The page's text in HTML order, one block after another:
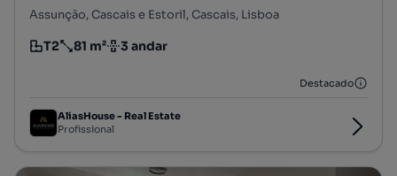
Assunção, Cascais e Estoril, Cascais, Lisboa
Tipologia
T2
Preço por metro quadrado
81 m²
Andar 3 andar
Destacado
AliasHouse - Real Estate
Profissional